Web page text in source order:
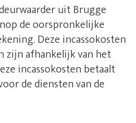
uit Brugge
de oorspronkelijke
Deze incassokosten
zijn afhankelijk van het
incassokosten betaalt
de diensten van de